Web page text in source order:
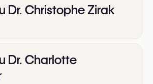
Dr. Christophe Zirak
Dr. Charlotte